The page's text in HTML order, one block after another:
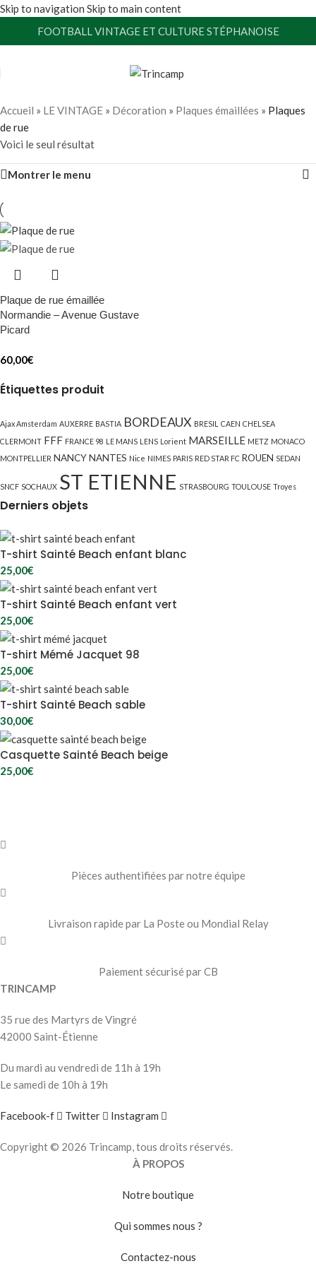
Skip to navigation Skip to main content
FOOTBALL VINTAGE ET CULTURE STÉPHANOISE
Étiquettes produit
Ajax Amsterdam AUXERRE BASTIA BORDEAUX BRESIL CAEN CHELSEA
CLERMONT FFF FRANCE 98 LE MANS LENS Lorient MARSEILLE METZ MONACO
MONTPELLIER NANCYNANTES Nice NIMES PARIS RED STAR FC ROUEN SEDAN
SNCF SOCHAUX ST ETIENNE STRASBOURG TOULOUSE Troyes
Derniers objets
T-shirt Sainté Beach enfant blanc
25,00€
T-shirt Sainté Beach enfant vert
25,00€
T-shirt Mémé Jacquet 98
25,00€
T-shirt Sainté Beach sable
30,00€
Casquette Sainté Beach beige
25,00€
Accueil » LE VINTAGE » Décoration » Plaques émaillées » Plaques
de rue
Voici le seul résultat
Montrer le menu
Plaque de rue émaillée
Normandie – Avenue Gustave
Picard
60,00€
Pièces authentifiées par notre équipe
Livraison rapide par La Poste ou Mondial Relay
Paiement sécurisé par CB
TRINCAMP
35 rue des Martyrs de Vingré
42000 Saint-Étienne
Du mardi au vendredi de 11h à 19h
Le samedi de 10h à 19h
Facebook-f Twitter Instagram
Copyright © 2026 Trincamp, tous droits réservés.
À PROPOS
Notre boutique
Qui sommes nous ?
Contactez-nous